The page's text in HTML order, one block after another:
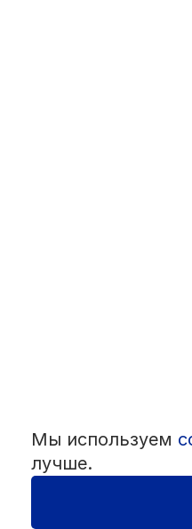
Мы используем
лучше.